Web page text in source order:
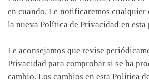
en cuando. Le notificaremos
la nueva Política de Privacidad en esta
Le aconsejamos que revise
Privacidad para comprobar si se ha
cambio. Los cambios en esta Política